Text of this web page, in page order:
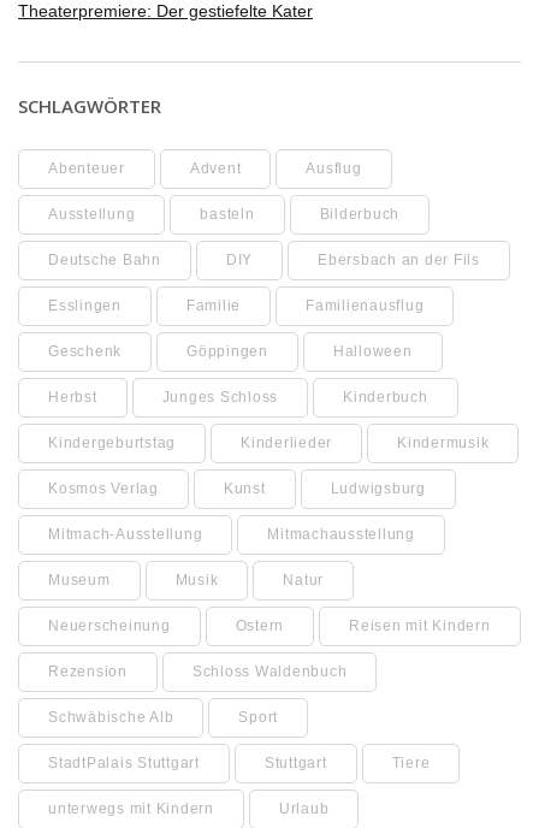
Theaterpremiere: Der gestiefelte Kater
SCHLAGWÖRTER
Abenteuer Advent Ausflug
Ausstellung basteln Bilderbuch
Deutsche Bahn DIY Ebersbach an der Fils
Esslingen Familie Familienausflug
Geschenk Göppingen Halloween
Herbst Junges Schloss Kinderbuch
Kindergeburtstag Kinderlieder Kindermusik
Kosmos Verlag Kunst Ludwigsburg
Mitmach-Ausstellung Mitmachausstellung
Museum Musik Natur
Neuerscheinung Ostern Reisen mit Kindern
Rezension Schloss Waldenbuch
Schwäbische Alb Sport
StadtPalais Stuttgart Stuttgart Tiere
unterwegs mit Kindern Urlaub